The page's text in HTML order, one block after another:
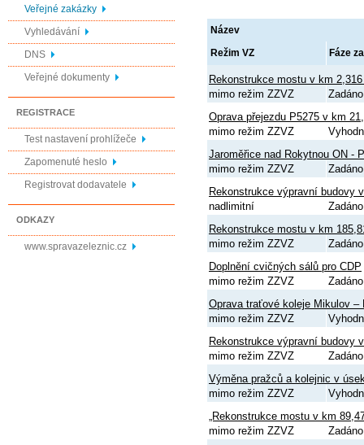
Veřejné zakázky
Vyhledávání
DNS
Veřejné dokumenty
REGISTRACE
Test nastavení prohlížeče
Zapomenuté heslo
Registrovat dodavatele
ODKAZY
www.spravazeleznic.cz
Název
Režim VZ Fáze
Rekonstrukce mostu v km
mimo režim ZZVZ
Zadáno
Oprava přejezdu P5275 v km
mimo režim ZZVZ
Jaroměřice nad Rokytnou ON -
mimo režim ZZVZ
Zadáno
Rekonstrukce výpravní budovy
nadlimitní
Zadáno
Rekonstrukce mostu v km
mimo režim ZZVZ
Zadáno
Doplnění cvičných sálů pro CDP
mimo režim ZZVZ
Zadáno
Oprava traťové koleje Mikulov –
mimo režim ZZVZ
Rekonstrukce výpravní budovy
mimo režim ZZVZ
Zadáno
Výměna pražců a kolejnic v
mimo režim ZZVZ
„Rekonstrukce mostu v km
mimo režim ZZVZ
Zadáno